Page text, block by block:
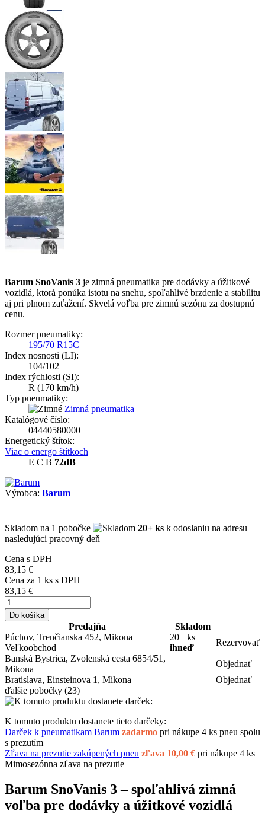
Barum SnoVanis 3 je zimná pneumatika pre dodávky a úžitkové
vozidlá, ktorá ponúka istotu na snehu, spoľahlivé brzdenie a stabilitu
aj pri plnom zaťažení. Skvelá voľba pre zimnú sezónu za dostupnú
cenu.
Rozmer pneumatiky:
195/70 R15C
Index nosnosti (LI):
104/102
Index rýchlosti (SI):
R (170 km/h)
Typ pneumatiky:
Zimná pneumatika
Katalógové číslo:
04440580000
Energetický štítok:
Viac o energo štítkoch
E C B 72dB
Výrobca: Barum
Skladom na 1 pobočke 20+ ks k odoslaniu na adresu
nasledujúci pracovný deň
Cena s DPH
83,15 €
Cena za 1 ks s DPH
83,15 €
Do košíka
Predajňa
Skladom
Púchov, Trenčianska 452, Mikona
Veľkoobchod
20+ ks
ihneď
Rezervovať
Banská Bystrica, Zvolenská cesta 6854/51,
Mikona
Objednať
Bratislava, Einsteinova 1, Mikona
Objednať
ďalšie pobočky (23)
K tomuto produktu dostanete tieto darčeky:
Darček k pneumatikam Barum zadarmo pri nákupe 4 ks pneu spolu
s prezutím
Zľava na prezutie zakúpených pneu zľava 10,00 € pri nákupe 4 ks
Mimosezónna zľava na prezutie
Barum SnoVanis 3 – spoľahlivá zimná
voľba pre dodávky a úžitkové vozidlá